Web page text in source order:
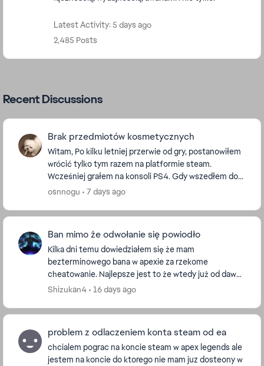
Latest Activity: 5 days ago
2,485 Posts
Recent Discussions
Brak przedmiotów kosmetycznych
Witam, Po kilku letniej przerwie od gry, postanowiłem
wrócić tylko tym razem na platformie steam.
Wcześniej grałem na konsoli PS4. Gdy wszedłem do
gry nie było żadnych skórek do legend czy broni. Za...
osnnogu 7 days ago
Ban mimo że odwołanie się powiodło
Kilka dni temu dowiedziałem się że mam
bezterminowego bana w apexie za rzekome
cheatowanie. Najlepsze jest to że wtedy już od dawna
nie grałem w apexa. Po pierwszym odwołaniu
Shizukan4 16 days ago
problem z odlaczeniem konta steam od ea
chcialem pograc na koncie steam w apex legends ale
jestem na koncie do ktorego nie mam juz dosteony w